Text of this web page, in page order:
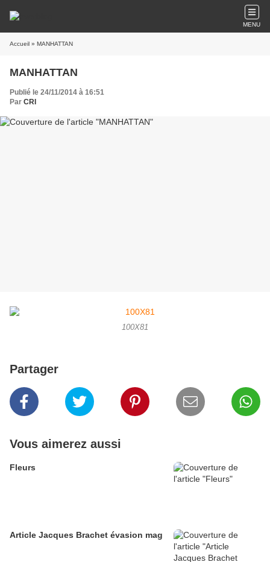
MENU
Accueil » MANHATTAN
MANHATTAN
Publié le 24/11/2014 à 16:51
Par CRI
100X81
Partager
Vous aimerez aussi
Fleurs
Article Jacques Brachet évasion mag